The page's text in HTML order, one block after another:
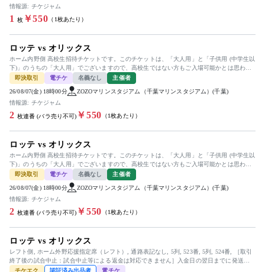
情報源: チケジャム
1 枚￥550 （1枚あたり）
ロッテ vs オリックス
ホーム内野側 高校生招待チケットです。このチケットは、「大人用」と「子供用 (中学生以
下)」のうちの「大人用」でございますので、高校生ではない方もご入場可能かとは思われ
ますものの断言は致しかね、...
即決取引 電チケ 名義なし 主催者
26/08/07(金) 18時00分
ZOZOマリンスタジアム（千葉マリンスタジアム）(千葉)
情報源: チケジャム
2 枚連番 (バラ売り不可) ￥550 （1枚あたり）
ロッテ vs オリックス
ホーム内野側 高校生招待チケットです。このチケットは、「大人用」と「子供用 (中学生以
下)」のうちの「大人用」でございますので、高校生ではない方もご入場可能かとは思われ
ますものの断言は致しかね、...
即決取引 電チケ 名義なし 主催者
26/08/07(金) 18時00分
ZOZOマリンスタジアム（千葉マリンスタジアム）(千葉)
情報源: チケジャム
2 枚連番 (バラ売り不可) ￥550 （1枚あたり）
ロッテ vs オリックス
レフト側, ホーム外野応援指定席（レフト）, 通路表記なし, 5列, 523番, 5列, 524番, ［取引
終了後の試合中止：試合中止等による返金は対応できません］入金日の翌日までに発送予
定チケエク 認証済み出品者 電チケ